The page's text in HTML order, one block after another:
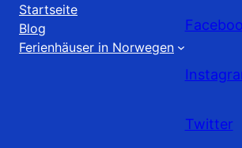
Startseite
Blog
Ferienhäuser in Norwegen
Twitter